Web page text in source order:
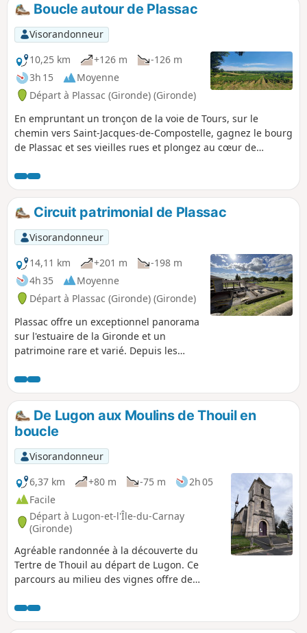
Boucle autour de Plassac
Visorandonneur
10,25 km
+126 m
-126 m
3h 15
Moyenne
Départ à Plassac (Gironde) (Gironde)
En empruntant un tronçon de la voie de Tours, sur le
chemin vers Saint-Jacques-de-Compostelle, gagnez le bourg
de Plassac et ses vieilles rues et plongez au cœur de
la rive de la Gironde, gagnez le port de plaisance et partez
à l’assaut des coteaux. Chemins ombragés, paysages de
vignes, beaux points de vue autour de la Vierge de
Montuzet sont au menu de cette balade !
Circuit patrimonial de Plassac
Visorandonneur
14,11 km
+201 m
-198 m
4h 35
Moyenne
Départ à Plassac (Gironde) (Gironde)
Plassac offre un exceptionnel panorama
sur l'estuaire de la Gironde et un
patrimoine rare et varié. Depuis les
dans un circuit qui vous mène entre
campagne, lieux d'histoire et
patrimoines historique
De Lugon aux Moulins de Thouil en
boucle
Visorandonneur
6,37 km
+80 m -75 m
2h 05
Facile
Départ à Lugon-et-l'Île-du-Carnay
(Gironde)
Agréable randonnée à la découverte du
Tertre de Thouil au départ de Lugon. Ce
parcours au milieu des vignes offre de
Thouil, on peut admirer deux anciens
moulins à vent.